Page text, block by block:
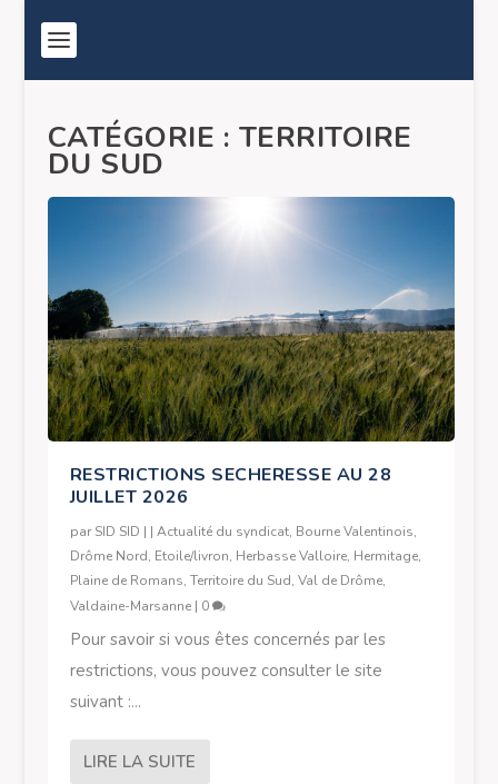
CATÉGORIE : TERRITOIRE
DU SUD
RESTRICTIONS SECHERESSE AU 28
JUILLET 2026
parSID SID | | Actualité du syndicat, Bourne Valentinois,
Drôme Nord, Etoile/livron, Herbasse Valloire, Hermitage,
Plaine de Romans, Territoire du Sud, Val de Drôme,
Valdaine-Marsanne| 0
Pour savoir si vous êtes concernés par les
restrictions, vous pouvez consulter le site
suivant :...
LIRE LA SUITE